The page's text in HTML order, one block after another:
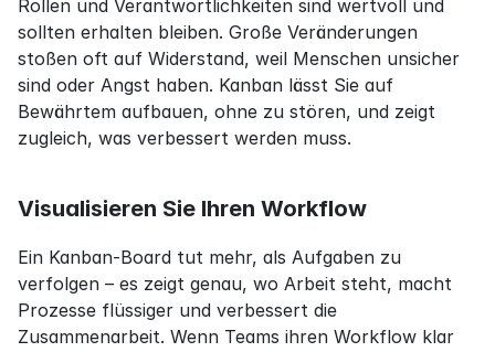
Rollen und Verantwortlichkeiten sind wertvoll und
sollten erhalten bleiben. Große Veränderungen
stoßen oft auf Widerstand, weil Menschen unsicher
sind oder Angst haben. Kanban lässt Sie auf
Bewährtem aufbauen, ohne zu stören, und zeigt
zugleich, was verbessert werden muss.
Visualisieren Sie Ihren Workflow
Ein Kanban-Board tut mehr, als Aufgaben zu
verfolgen – es zeigt genau, wo Arbeit steht, macht
Prozesse flüssiger und verbessert die
Zusammenarbeit. Wenn Teams ihren Workflow klar